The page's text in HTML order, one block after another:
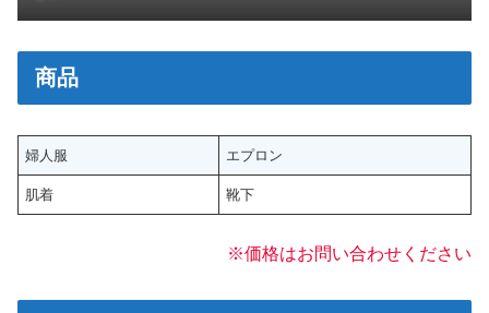
商品
婦人服 エプロン
肌着 靴下
※価格はお問い合わせください